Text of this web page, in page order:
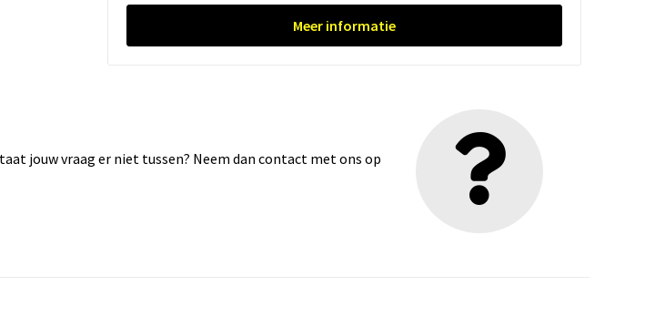
Meer informatie
jouw vraag er niet tussen? Neem dan contact met ons op